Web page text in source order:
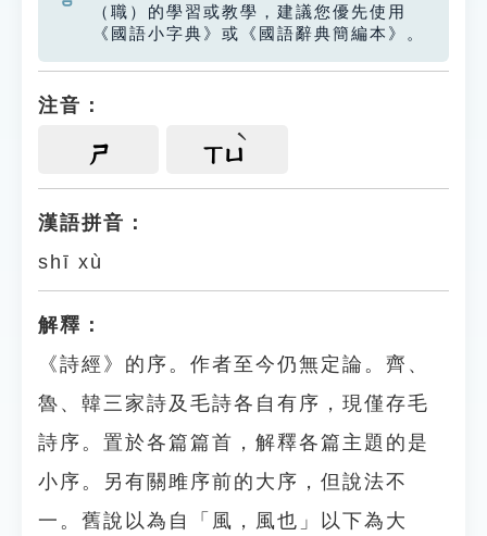
教學應用
貓頭鷹博士
（職）的學習或教學，建議您優先使用
《國語小字典》或《國語辭典簡編本》。
注音：
ㄕ ㄒㄩ
漢語拼音：
shī xù
解釋：
《詩經》的序。作者至今仍無定論。齊、
魯、韓三家詩及毛詩各自有序，現僅存毛
詩序。置於各篇篇首，解釋各篇主題的是
小序。另有關雎序前的大序，但說法不
一。舊說以為自「風，風也」以下為大